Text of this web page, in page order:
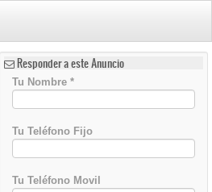
Responder a este Anuncio
Tu Nombre*
Tu Teléfono Fijo
Tu Teléfono Movil